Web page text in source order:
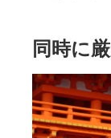
同時に